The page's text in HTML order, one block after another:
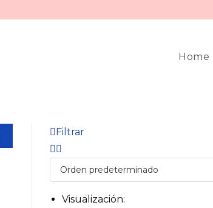
Home
Filtrar
Visualización: